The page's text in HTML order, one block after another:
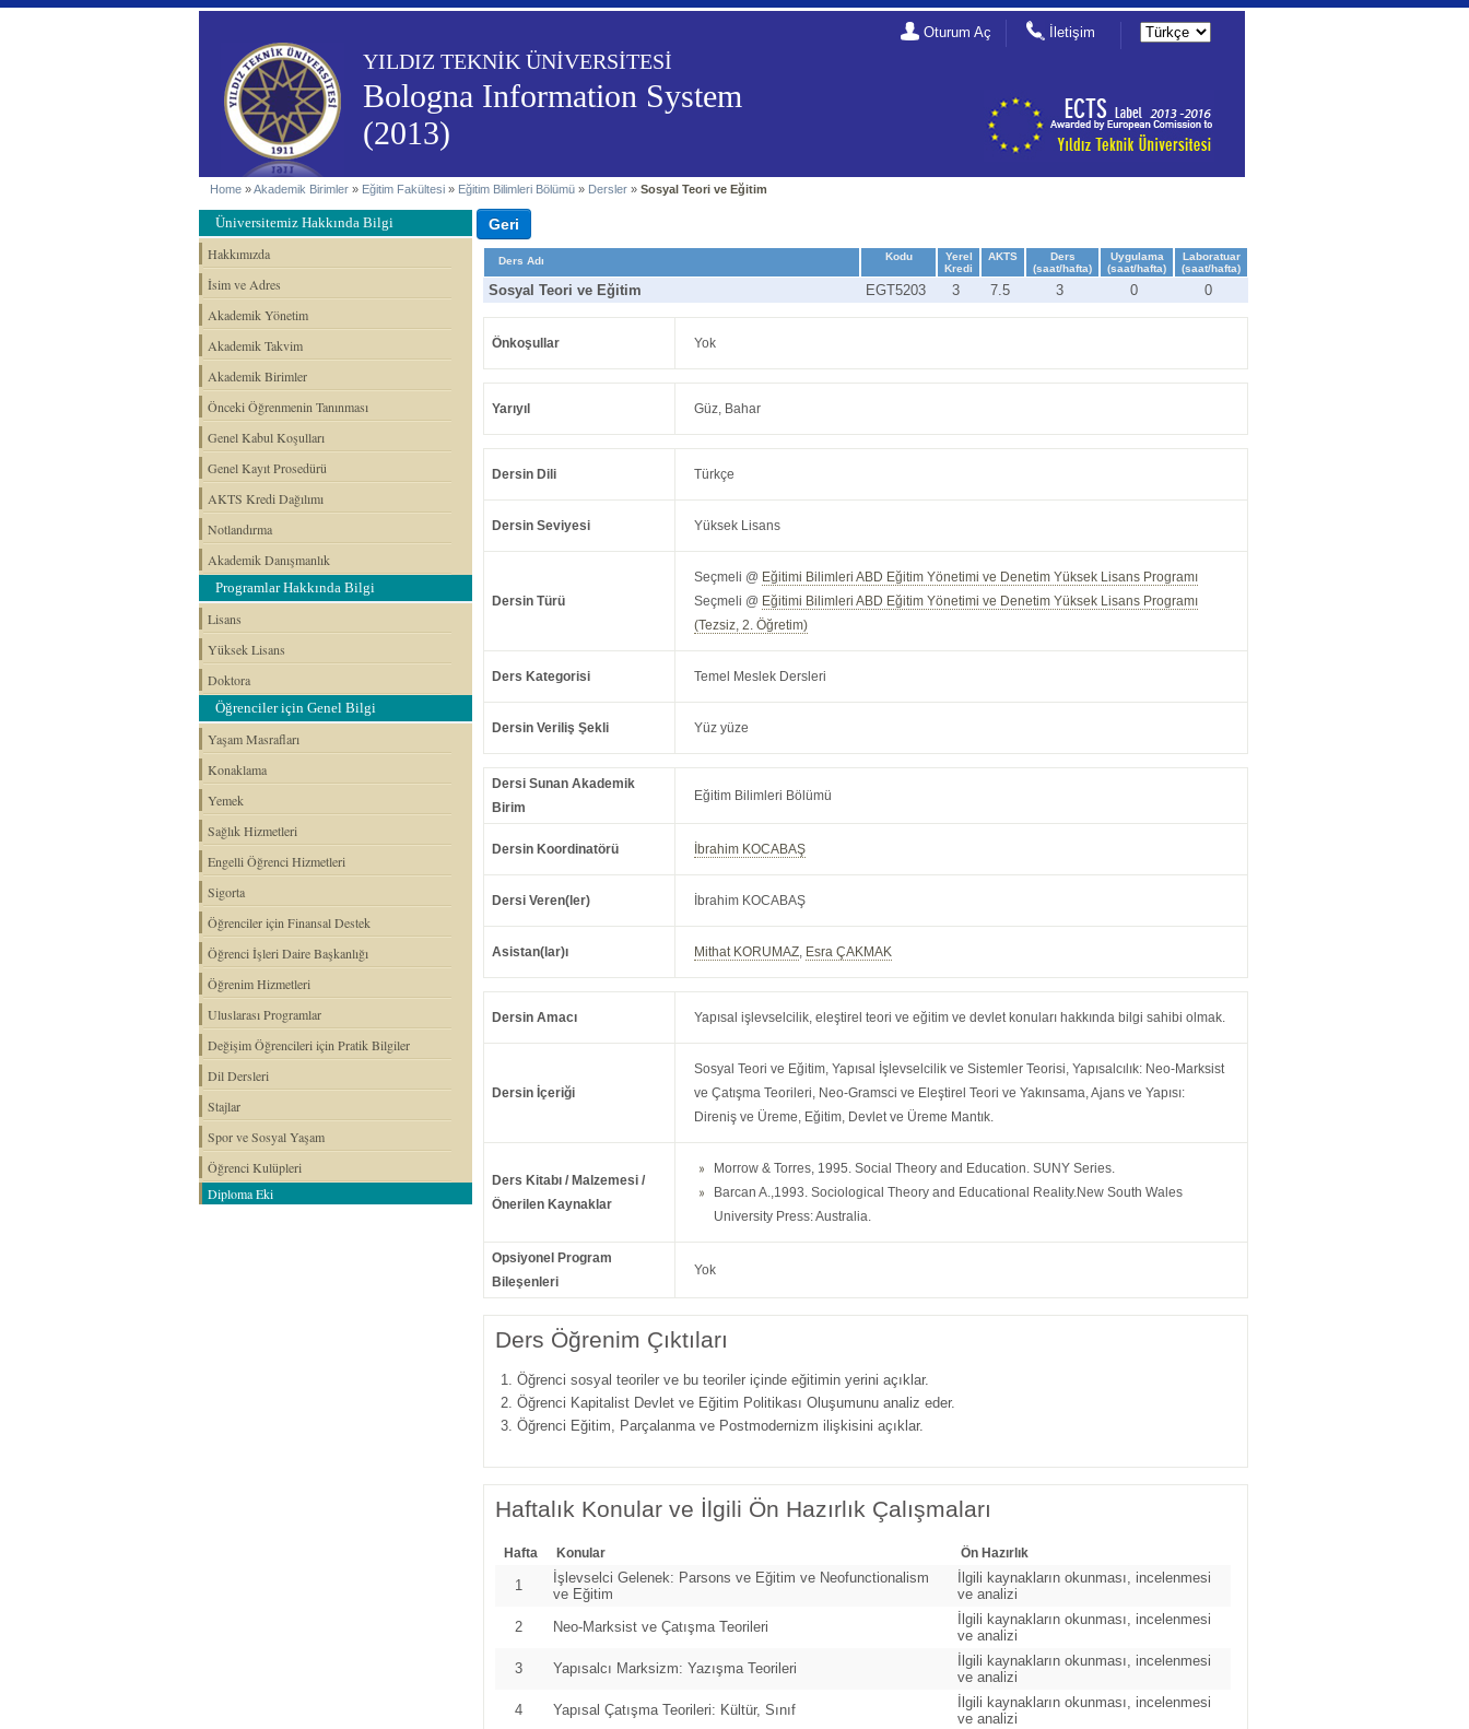
YILDIZ TEKNİK ÜNİVERSİTESİ
Bologna Information System
(2013)
Oturum Aç İletişim
Home »Akademik Birimler » Eğitim Fakültesi » Eğitim Bilimleri Bölümü » Dersler » Sosyal Teori ve Eğitim
Üniversitemiz Hakkında Bilgi
Hakkımızda
İsim ve Adres
Akademik Yönetim
Akademik Takvim
Akademik Birimler
Önceki Öğrenmenin Tanınması
Genel Kabul Koşulları
Genel Kayıt Prosedürü
AKTS Kredi Dağılımı
Notlandırma
Akademik Danışmanlık
Programlar Hakkında Bilgi
Lisans
Yüksek Lisans
Doktora
Öğrenciler için Genel Bilgi
Yaşam Masrafları
Konaklama
Yemek
Sağlık Hizmetleri
Engelli Öğrenci Hizmetleri
Sigorta
Öğrenciler için Finansal Destek
Öğrenci İşleri Daire Başkanlığı
Öğrenim Hizmetleri
Uluslarası Programlar
Değişim Öğrencileri için Pratik Bilgiler
Dil Dersleri
Stajlar
Spor ve Sosyal Yaşam
Öğrenci Kulüpleri
Diploma Eki
Ders Adı Kodu
Yerel
Kredi
AKTS
Ders
(saat/hafta)
Uygulama
(saat/hafta)
Laboratuar
(saat/hafta)
Sosyal Teori ve Eğitim EGT5203 3 7.5 3 0 0
Önkoşullar Yok
Yarıyıl Güz, Bahar
Dersin Dili Türkçe
Dersin Seviyesi Yüksek Lisans
Dersin Türü
Seçmeli @ Eğitimi Bilimleri ABD Eğitim Yönetimi ve Denetim Yüksek Lisans Programı
Seçmeli @ Eğitimi Bilimleri ABD Eğitim Yönetimi ve Denetim Yüksek Lisans Programı
(Tezsiz, 2. Öğretim)
Ders Kategorisi Temel Meslek Dersleri
Dersin Veriliş Şekli Yüz yüze
Dersi Sunan Akademik
Birim
Eğitim Bilimleri Bölümü
Dersin Koordinatörü İbrahim KOCABAŞ
Dersi Veren(ler) İbrahim KOCABAŞ
Asistan(lar)ı Mithat KORUMAZ, Esra ÇAKMAK
Dersin Amacı Yapısal işlevselcilik, eleştirel teori ve eğitim ve devlet konuları hakkında bilgi sahibi olmak.
Dersin İçeriği
Sosyal Teori ve Eğitim, Yapısal İşlevselcilik ve Sistemler Teorisi, Yapısalcılık: Neo-Marksist
ve Çatışma Teorileri, Neo-Gramsci ve Eleştirel Teori ve Yakınsama, Ajans ve Yapısı:
Direniş ve Üreme, Eğitim, Devlet ve Üreme Mantık.
Ders Kitabı / Malzemesi /
Önerilen Kaynaklar
Morrow & Torres, 1995. Social Theory and Education. SUNY Series.
Barcan A.,1993. Sociological Theory and Educational Reality.New South Wales
University Press: Australia.
Opsiyonel Program
Bileşenleri
Yok
Ders Öğrenim Çıktıları
Öğrenci sosyal teoriler ve bu teoriler içinde eğitimin yerini açıklar.
Öğrenci Kapitalist Devlet ve Eğitim Politikası Oluşumunu analiz eder.
Öğrenci Eğitim, Parçalanma ve Postmodernizm ilişkisini açıklar.
Haftalık Konular ve İlgili Ön Hazırlık Çalışmaları
Hafta Konular Ön Hazırlık
1
İşlevselci Gelenek: Parsons ve Eğitim ve Neofunctionalism
ve Eğitim
İlgili kaynakların okunması, incelenmesi
ve analizi
2
Neo-Marksist ve Çatışma Teorileri
İlgili kaynakların okunması, incelenmesi
ve analizi
3
Yapısalcı Marksizm: Yazışma Teorileri
İlgili kaynakların okunması, incelenmesi
ve analizi
4
Yapısal Çatışma Teorileri: Kültür, Sınıf
İlgili kaynakların okunması, incelenmesi
ve analizi